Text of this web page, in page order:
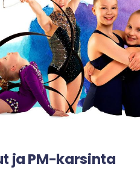
ja PM-karsinta